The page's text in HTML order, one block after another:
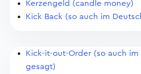
Kerzengeld (candle money)
Kick Back (so auch im
Kick-it-out-Order (so auch im
gesagt)